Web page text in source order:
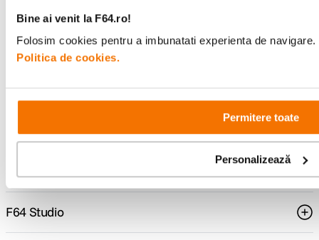
Bine ai venit la F64.ro!
Folosim cookies pentru a imbunatati experienta de
Politica de cookies.
Permitere toate
Personalizează
specializata
Comenzi si livrare
Suport
Service si garantii
F64 Studio